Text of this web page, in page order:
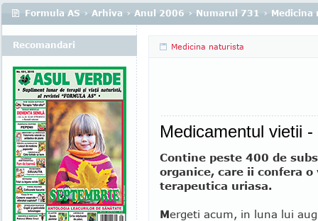
Formula AS › Arhiva › Anul 2006 › Numarul 731 › Medicina
Medicina naturista
Medicamentul vietii
Contine peste 400 de
organice, care ii confera o
terapeutica uriasa.
Mergeti acum, in luna lui
Recomandari